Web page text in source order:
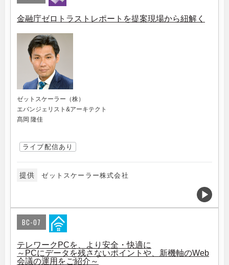
金融庁ゼロトラストレポートを提案現場から紐解く
ゼットスケーラー（株）
エバンジェリスト&アーキテクト
髙岡 隆佳
ライブ配信あり
提供 ゼットスケーラー株式会社
BC-07
テレワークPCを、より安全・快適に
～PCにデータを残さないポイントや、新機軸のWeb
会議の運用をご紹介～